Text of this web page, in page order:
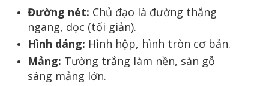
Đường nét: Chủ đạo là đường thẳng
ngang, dọc (tối giản).
Hình dáng: Hình hộp, hình tròn cơ bản.
Mảng: Tường trắng làm nền, sàn gỗ
sáng mảng lớn.